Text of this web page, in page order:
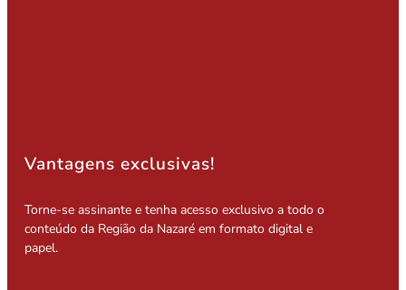
Vantagens exclusivas!
Torne-se assinante e tenha acesso exclusivo a todo o
conteúdo da Região da Nazaré em formato digital e
papel.